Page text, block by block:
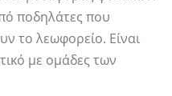
ποδηλάτες που
το λεωφορείο. Είναι
με ομάδες των